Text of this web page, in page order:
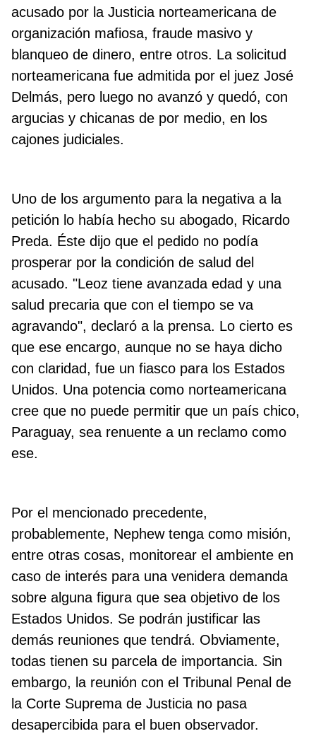
acusado por la Justicia norteamericana de
organización mafiosa, fraude masivo y
blanqueo de dinero, entre otros. La solicitud
norteamericana fue admitida por el juez José
Delmás, pero luego no avanzó y quedó, con
argucias y chicanas de por medio, en los
cajones judiciales.
Uno de los argumento para la negativa a la
petición lo había hecho su abogado, Ricardo
Preda. Éste dijo que el pedido no podía
prosperar por la condición de salud del
acusado. "Leoz tiene avanzada edad y una
salud precaria que con el tiempo se va
agravando", declaró a la prensa. Lo cierto es
que ese encargo, aunque no se haya dicho
con claridad, fue un fiasco para los Estados
Unidos. Una potencia como norteamericana
cree que no puede permitir que un país chico,
Paraguay, sea renuente a un reclamo como
ese.
Por el mencionado precedente,
probablemente, Nephew tenga como misión,
entre otras cosas, monitorear el ambiente en
caso de interés para una venidera demanda
sobre alguna figura que sea objetivo de los
Estados Unidos. Se podrán justificar las
demás reuniones que tendrá. Obviamente,
todas tienen su parcela de importancia. Sin
embargo, la reunión con el Tribunal Penal de
la Corte Suprema de Justicia no pasa
desapercibida para el buen observador.